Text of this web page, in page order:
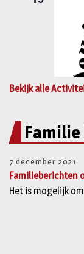
Bekijk alle
7 december 2021
Familieberichten
Het is mogelijk